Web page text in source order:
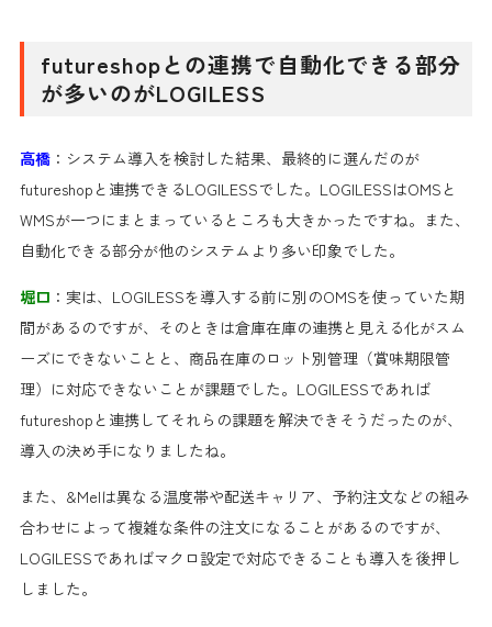
futureshopとの連携で自動化できる部分
が多いのがLOGILESS
高橋：システム導入を検討した結果、最終的に選んだのが
futureshopと連携できるLOGILESSでした。LOGILESSはOMSと
WMSが一つにまとまっているところも大きかったですね。また、
自動化できる部分が他のシステムより多い印象でした。
堀口 ：実は、LOGILESSを導入する前に別のOMSを使っていた期
間があるのですが、そのときは倉庫在庫の連携と見える化がスム
ーズにできないことと、商品在庫のロット別管理（賞味期限管
理）に対応できないことが課題でした。LOGILESSであれば
futureshopと連携してそれらの課題を解決できそうだったのが、
導入の決め手になりましたね。
また、&Melは異なる温度帯や配送キャリア、予約注文などの組み
合わせによって複雑な条件の注文になることがあるのですが、
LOGILESSであればマクロ設定で対応できることも導入を後押し
しました。